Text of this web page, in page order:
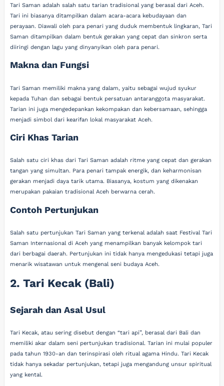
Tari Saman adalah salah satu tarian tradisional yang berasal dari Aceh.
Tari ini biasanya ditampilkan dalam acara-acara kebudayaan dan
perayaan. Diawali oleh para penari yang duduk membentuk lingkaran, Tari
Saman ditampilkan dalam bentuk gerakan yang cepat dan sinkron serta
diiringi dengan lagu yang dinyanyikan oleh para penari.
Makna dan Fungsi
Tari Saman memiliki makna yang dalam, yaitu sebagai wujud syukur
kepada Tuhan dan sebagai bentuk persatuan antaranggota masyarakat.
Tarian ini juga mengedepankan kekompakan dan kebersamaan, sehingga
menjadi simbol dari kearifan lokal masyarakat Aceh.
Ciri Khas Tarian
Salah satu ciri khas dari Tari Saman adalah ritme yang cepat dan gerakan
tangan yang simultan. Para penari tampak energik, dan keharmonisan
gerakan menjadi daya tarik utama. Biasanya, kostum yang dikenakan
merupakan pakaian tradisional Aceh berwarna cerah.
Contoh Pertunjukan
Salah satu pertunjukan Tari Saman yang terkenal adalah saat Festival Tari
Saman Internasional di Aceh yang menampilkan banyak kelompok tari
dari berbagai daerah. Pertunjukan ini tidak hanya mengedukasi tetapi juga
menarik wisatawan untuk mengenal seni budaya Aceh.
2. Tari Kecak (Bali)
Sejarah dan Asal Usul
Tari Kecak, atau sering disebut dengan “tari api”, berasal dari Bali dan
memiliki akar dalam seni pertunjukan tradisional. Tarian ini mulai populer
pada tahun 1930-an dan terinspirasi oleh ritual agama Hindu. Tari Kecak
tidak hanya sekadar pertunjukan, tetapi juga mengandung unsur spiritual
yang kental.